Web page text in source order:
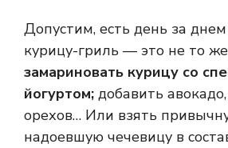
Допустим, есть день за
курицу-гриль — это не то
замариновать курицу со
йогуртом; добавить
орехов… Или взять
надоевшую чечевицу в